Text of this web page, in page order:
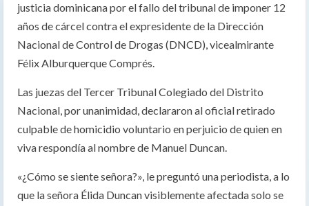
justicia dominicana por el fallo del tribunal de imponer 12
años de cárcel contra el expresidente de la Dirección
Nacional de Control de Drogas (DNCD), vicealmirante
Félix Alburquerque Comprés.
Las juezas del Tercer Tribunal Colegiado del Distrito
Nacional, por unanimidad, declararon al oficial retirado
culpable de homicidio voluntario en perjuicio de quien en
viva respondía al nombre de Manuel Duncan.
«¿Cómo se siente señora?», le preguntó una periodista, a lo
que la señora Élida Duncan visiblemente afectada solo se